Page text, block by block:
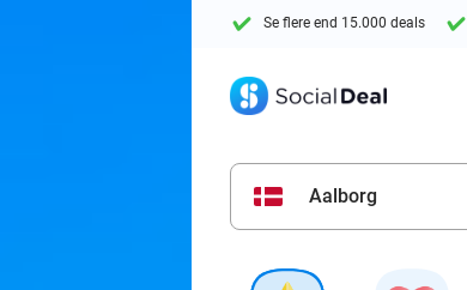
Se flere end 15.000 deals
Aalborg